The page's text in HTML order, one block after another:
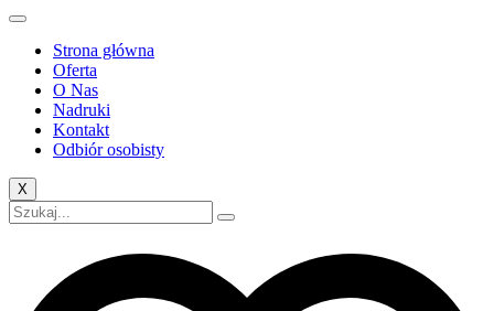
Strona główna
Oferta
O Nas
Nadruki
Kontakt
Odbiór osobisty
X